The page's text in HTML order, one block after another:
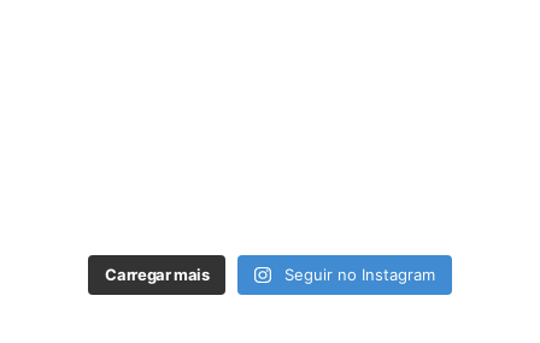
Carregar mais Seguir no Instagram